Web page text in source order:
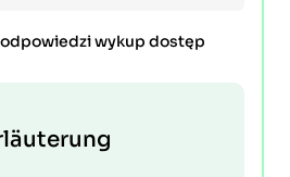
wykup dostęp